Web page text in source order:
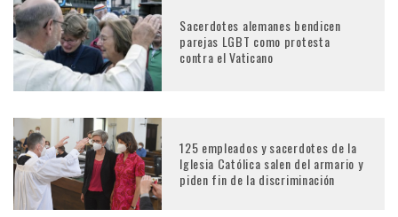
Sacerdotes alemanes bendicen
parejas LGBT como protesta
contra el Vaticano
125 empleados y sacerdotes de la
Iglesia Católica salen del armario y
piden fin de la discriminación